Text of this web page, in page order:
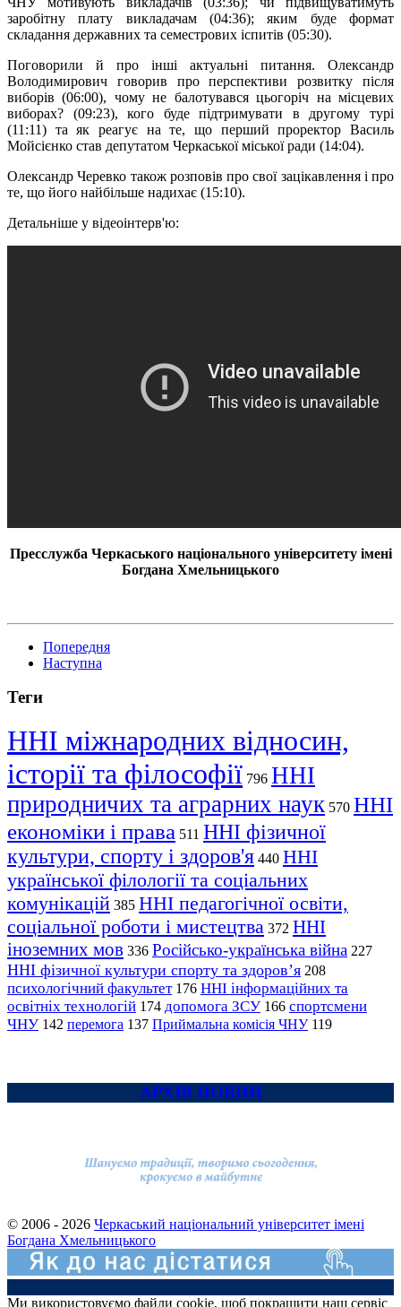
заробітну плату викладачам (04:36); яким буде формат
складання державних та семестрових іспитів (05:30).
Поговорили й про інші актуальні питання. Олександр
Володимирович говорив про перспективи розвитку після
виборів (06:00), чому не балотувався цьогоріч на місцевих
виборах? (09:23), кого буде підтримувати в другому турі
(11:11) та як реагує на те, що перший проректор Василь
Мойсієнко став депутатом Черкаської міської ради (14:04).
Олександр Черевко також розповів про свої зацікавлення і про
те, що його найбільше надихає (15:10).
Детальніше у відеоінтерв'ю:
Пресслужба Черкаського національного університету імені
Богдана Хмельницького
Попередня
Наступна
Теги
ННІ міжнародних відносин,
історії та філософії 796 ННІ
природничих та аграрних наук 570 ННІ
економіки і права 511 ННІ фізичної
культури, спорту і здоров'я 440 ННІ
української філології та соціальних
комунікацій 385 ННІ педагогічної освіти,
соціальної роботи і мистецтва 372 ННІ
іноземних мов 336 Російсько-українська війна 227
ННІ фізичної культури спорту та здоров’я 208
психологічний факультет 176 ННІ інформаційних та
освітніх технологій 174 допомога ЗСУ 166 спортсмени
ЧНУ 142 перемога 137 Приймальна комісія ЧНУ 119
АРХІВ НОВИН
© 2006 - 2026 Черкаський національний університет імені
Богдана Хмельницького
Ми використовуємо файли cookie, щоб покращити наш сервіс